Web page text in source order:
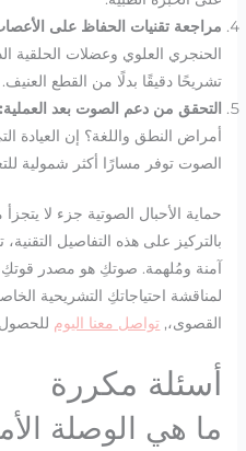
مراجعة تقنيات الحفاظ على
الحنجري العلوي وعضلات الحلقية
تشريحًا دقيقًا بدلًا من القطع العنيف.
التحقق من دعم الصوت بعد العملية:
أمراض النطق واللغة؟ إن العيادة
الصوت توفر مسارًا أكثر شمولية
حماية الأحبال الصوتية جزء لا
بالتركيز على هذه التفاصيل
آمنة ومُلهمة. صوتكِ هو مصدر قوتكِ،
لمناقشة احتياجاتكِ التشريحية
القصوى،, تواصل معنا اليوم
أسئلة مكررة
ما هي الوصلة